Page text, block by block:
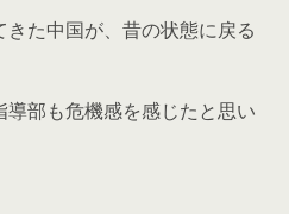
た中国が、昔の状態に戻る
部も危機感を感じたと思い